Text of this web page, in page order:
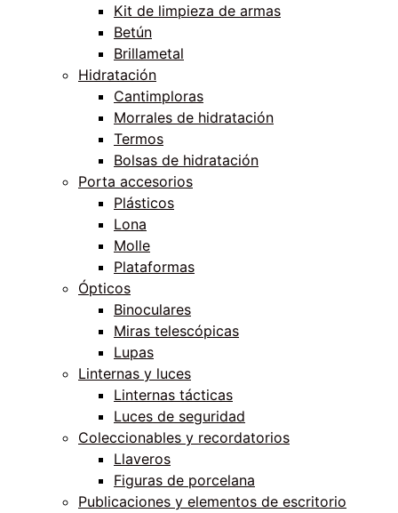
Kit de limpieza de armas
Betún
Brillametal
Hidratación
Cantimploras
Morrales de hidratación
Termos
Bolsas de hidratación
Porta accesorios
Plásticos
Lona
Molle
Plataformas
Ópticos
Binoculares
Miras telescópicas
Lupas
Linternas y luces
Linternas tácticas
Luces de seguridad
Coleccionables y recordatorios
Llaveros
Figuras de porcelana
Publicaciones y elementos de escritorio